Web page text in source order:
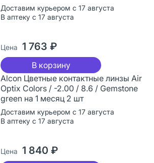
Доставим курьером с 17 августа
В аптеку с 17 августа
Цена 1 763 ₽
В корзину
Alcon Цветные контактные линзы Air
Optix Colors / -2.00 / 8.6 / Gemstone
green на 1 месяц 2 шт
Доставим курьером с 17 августа
В аптеку с 17 августа
Цена 1 840 ₽